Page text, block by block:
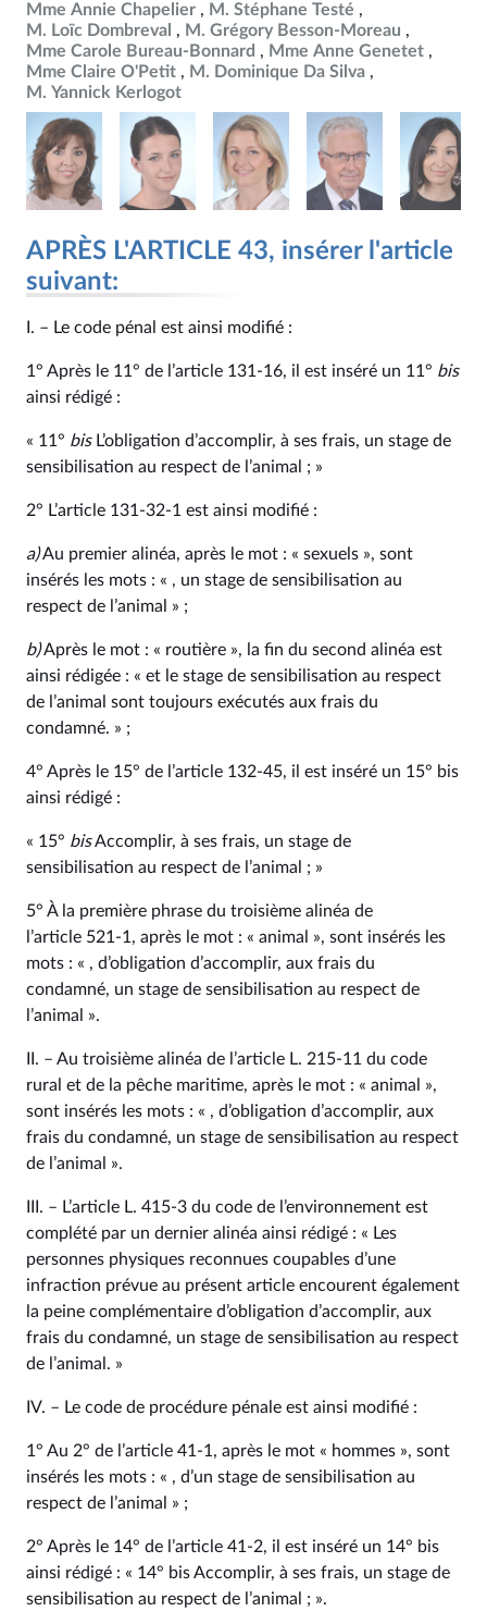
Mme Annie Chapelier
M. Stéphane Testé
M. Loïc Dombreval
M. Grégory Besson-Moreau
Mme Carole Bureau-Bonnard
Mme Anne Genetet
Mme Claire O'Petit
M. Dominique Da Silva
M. Yannick Kerlogot
APRÈS L'ARTICLE 43, insérer l'article
suivant:
I. – Le code pénal est ainsi modifié :
1° Après le 11° de l’article 131‑16, il est inséré un 11° bis
ainsi rédigé :
« 11° bisL’obligation d’accomplir, à ses frais, un stage de
sensibilisation au respect de l’animal ; »
2° L’article 131‑32‑1 est ainsi modifié :
a)Au premier alinéa, après le mot : « sexuels », sont
insérés les mots : « , un stage de sensibilisation au
respect de l’animal » ;
b)Après le mot : « routière », la fin du second alinéa est
ainsi rédigée : « et le stage de sensibilisation au respect
de l’animal sont toujours exécutés aux frais du
condamné. » ;
4° Après le 15° de l’article 132‑45, il est inséré un 15° bis
ainsi rédigé :
« 15° bisAccomplir, à ses frais, un stage de
sensibilisation au respect de l’animal ; »
5° À la première phrase du troisième alinéa de
l’article 521‑1, après le mot : « animal », sont insérés les
mots : « , d’obligation d’accomplir, aux frais du
condamné, un stage de sensibilisation au respect de
l’animal ».
II. – Au troisième alinéa de l’article L. 215‑11 du code
rural et de la pêche maritime, après le mot : « animal »,
sont insérés les mots : « , d’obligation d’accomplir, aux
frais du condamné, un stage de sensibilisation au respect
de l’animal ».
III. – L’article L. 415‑3 du code de l’environnement est
complété par un dernier alinéa ainsi rédigé : « Les
personnes physiques reconnues coupables d’une
infraction prévue au présent article encourent également
la peine complémentaire d’obligation d’accomplir, aux
frais du condamné, un stage de sensibilisation au respect
de l’animal. »
IV. – Le code de procédure pénale est ainsi modifié :
1° Au 2° de l’article 41‑1, après le mot « hommes », sont
insérés les mots : « , d’un stage de sensibilisation au
respect de l’animal » ;
2° Après le 14° de l’article 41‑2, il est inséré un 14° bis
ainsi rédigé : « 14° bis Accomplir, à ses frais, un stage de
sensibilisation au respect de l’animal ; ».